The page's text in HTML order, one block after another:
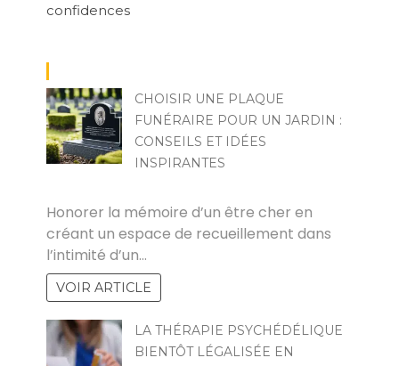
confidences
CHOISIR UNE PLAQUE
FUNÉRAIRE POUR UN JARDIN :
CONSEILS ET IDÉES
INSPIRANTES
Honorer la mémoire d’un être cher en
créant un espace de recueillement dans
l’intimité d’un…
VOIR ARTICLE
LA THÉRAPIE PSYCHÉDÉLIQUE
BIENTÔT LÉGALISÉE EN